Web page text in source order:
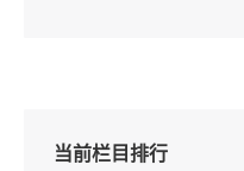
当前栏目排行